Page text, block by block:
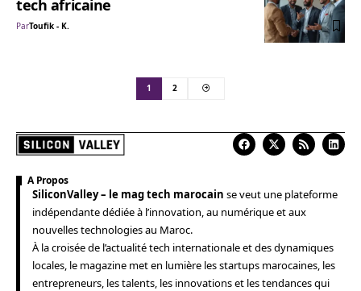
tech africaine
ParToufik - K.
1 2
A Propos
SiliconValley – le mag tech marocain se veut une plateforme
indépendante dédiée à l’innovation, au numérique et aux
nouvelles technologies au Maroc.
À la croisée de l’actualité tech internationale et des dynamiques
locales, le magazine met en lumière les startups marocaines, les
entrepreneurs, les talents, les innovations et les tendances qui